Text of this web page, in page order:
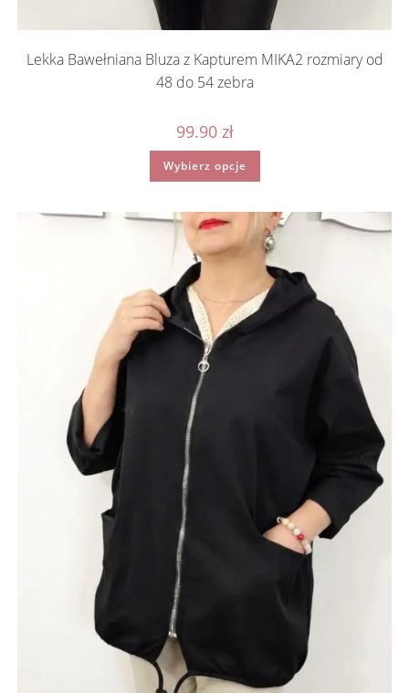
Lekka Bawełniana Bluza z Kapturem MIKA2 rozmiary od
48 do 54 zebra
99.90 zł
Wybierz opcje
Ten
ma
Opcje
można
wybrać
na
stronie
produktu